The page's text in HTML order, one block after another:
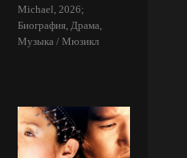
Michael, 2026;
Биография, Драма,
Музыка / Мюзикл